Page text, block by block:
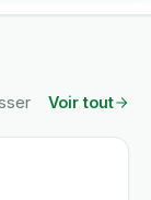
Voir tout